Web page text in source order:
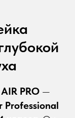
PRO—
Professional